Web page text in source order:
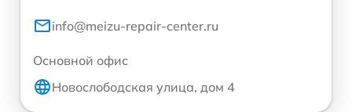
info@meizu-repair-center.ru
Основной офис
Новослободская улица, дом 4